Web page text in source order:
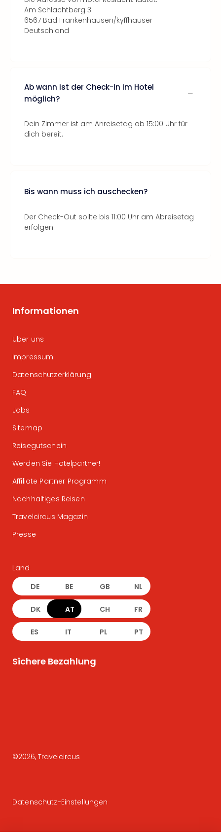
Am Schlachtberg 3
6567 Bad Frankenhausen/kyffhäuser
Deutschland
Ab wann ist der Check-In im Hotel
möglich?
Dein Zimmer ist am Anreisetag ab 15:00 Uhr für
dich bereit.
Bis wann muss ich auschecken?
Der Check-Out sollte bis 11:00 Uhr am Abreisetag
erfolgen.
Informationen
Über uns
Impressum
Datenschutzerklärung
FAQ
Jobs
Sitemap
Reisegutschein
Werden Sie Hotelpartner!
Affiliate Partner Programm
Nachhaltiges Reisen
Travelcircus Magazin
Presse
Land
DE BE GB NL
DK AT CH FR
ES IT PL PT
Sichere Bezahlung
©2026, Travelcircus
Datenschutz-Einstellungen